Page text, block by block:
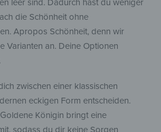
leer sind. Dadurch hast du weniger
die Schönheit ohne
Apropos Schönheit, denn wir
Varianten an. Deine Optionen
zwischen einer klassischen
eckigen Form entscheiden.
Königin bringt eine
sodass du dir keine Sorgen